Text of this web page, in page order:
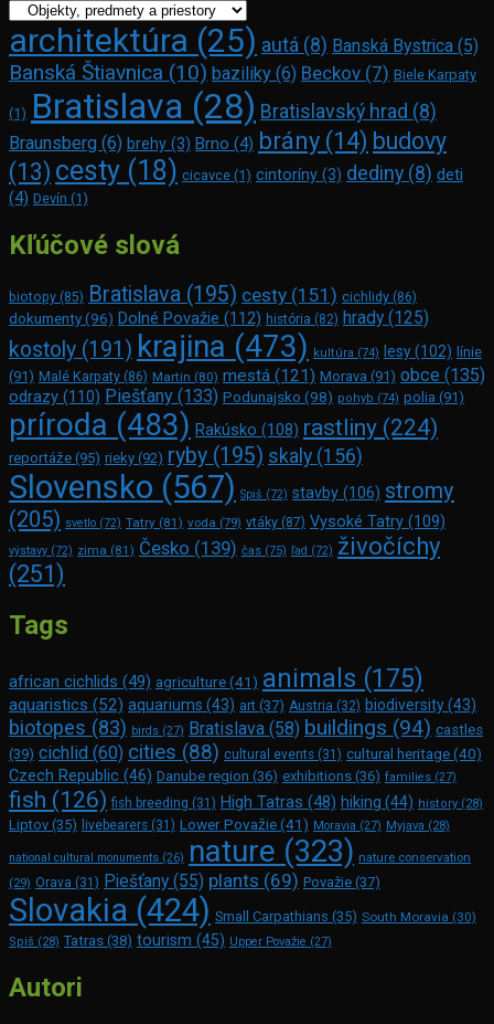
architektúra (25) autá (8) Banská Bystrica (5)
Banská Štiavnica (10) baziliky (6) Beckov (7) Biele Karpaty
(1) Bratislava (28) Bratislavský hrad (8)
Braunsberg (6) brehy (3) Brno (4) brány (14) budovy
(13) cesty (18) cicavce (1) cintoríny (3) dediny (8) deti
(4) Devín (1)
Kľúčové slová
biotopy (85) Bratislava (195) cesty (151) cichlidy (86)
dokumenty (96) Dolné Považie (112) história (82) hrady (125)
kostoly (191) krajina (473) kultúra (74) lesy(102) línie
(91) Malé Karpaty (86) Martin (80) mestá (121) Morava (91) obce (135)
odrazy (110) Piešťany (133) Podunajsko (98) pohyb (74) polia (91)
príroda (483) Rakúsko (108) rastliny (224)
reportáže (95) rieky (92) ryby (195) skaly (156)
Slovensko (567) Spiš (72) stavby (106) stromy
(205) svetlo (72) Tatry (81) voda (79) vtáky (87) Vysoké Tatry (109)
výstavy (72) zima (81) Česko (139) čas (75) ľad (72) živočíchy
(251)
Tags
african cichlids (49) agriculture(41) animals (175)
aquaristics (52) aquariums (43) art (37) Austria (32) biodiversity(43)
biotopes (83) birds (27) Bratislava (58) buildings (94) castles
(39) cichlid (60) cities (88) cultural events (31) cultural heritage (40)
Czech Republic (46) Danube region (36) exhibitions (36) families (27)
fish (126) fish breeding (31) High Tatras (48) hiking (44) history (28)
Liptov (35) livebearers (31) Lower Považie(41) Moravia (27) Myjava (28)
national cultural monuments (26) nature (323) nature conservation
(29) Orava (31) Piešťany (55) plants (69) Považie (37)
Slovakia (424) Small Carpathians (35) South Moravia (30)
Spiš (28) Tatras (38) tourism (45) Upper Považie (27)
Autori